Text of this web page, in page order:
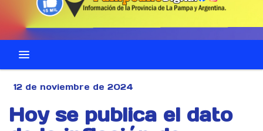
12 de noviembre de 2024
Hoy se publica el dato